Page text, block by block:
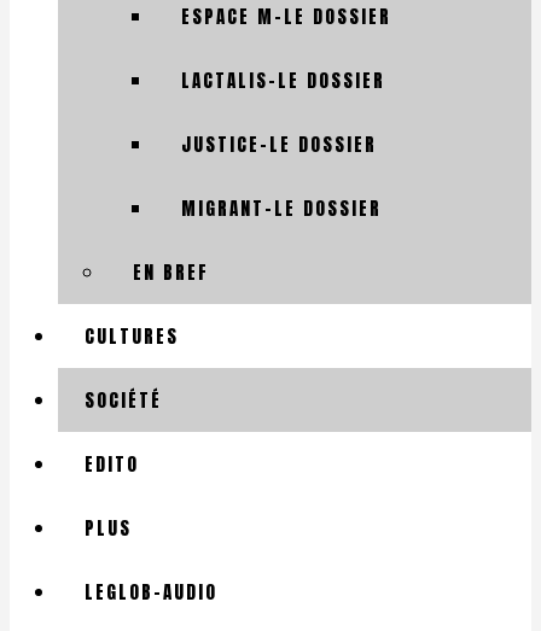
ESPACE M-LE DOSSIER
LACTALIS-LE DOSSIER
JUSTICE-LE DOSSIER
MIGRANT-LE DOSSIER
EN BREF
CULTURES
SOCIÉTÉ
EDITO
PLUS
LEGLOB-AUDIO